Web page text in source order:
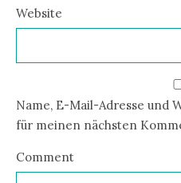
Website
Name, E-Mail-Adresse und
für meinen nächsten
Comment